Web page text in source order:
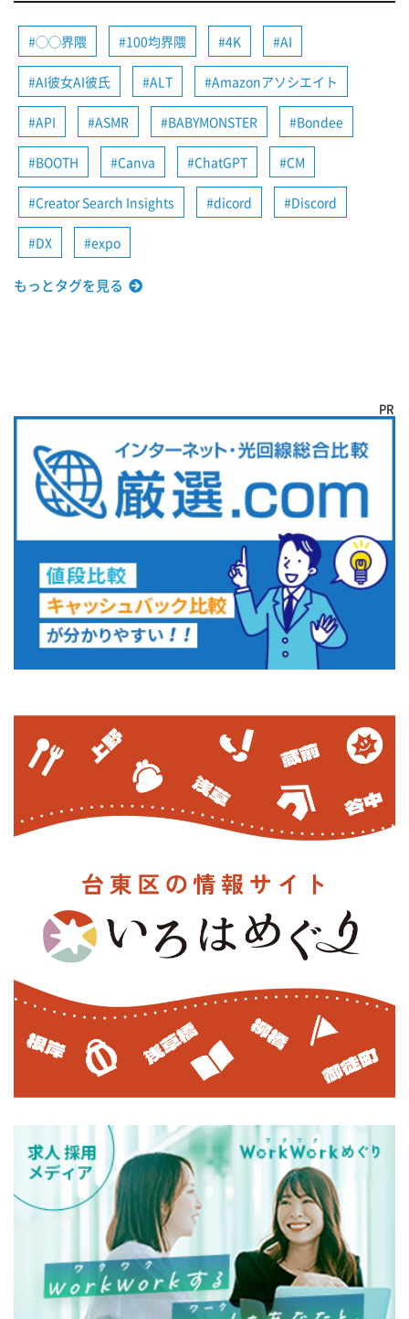
◯◯界隈 100均界隈 4K AI
AI彼女AI彼氏 ALT Amazonアソシエイト
API ASMR BABYMONSTER Bondee
BOOTH Canva ChatGPT CM
Creator Search Insights dicord Discord
DX expo
もっとタグを見る
PR